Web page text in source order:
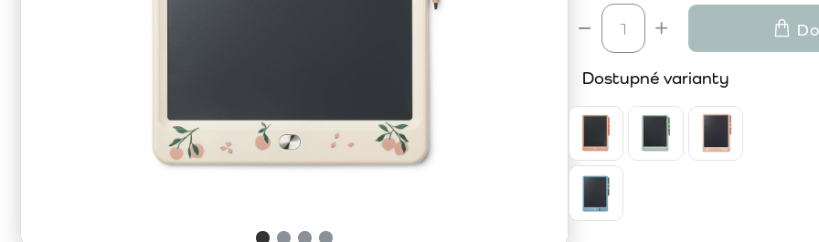
Dostupné varianty